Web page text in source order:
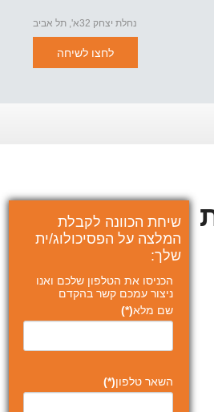
נחלת יצחק 32א', תל אביב
לחצו לשיחה
שיחת הכוונה לקבלת
המלצה על הפסיכולוג/ית
שלך:
הכניסו את הטלפון שלכם ואנו
ניצור עמכם קשר בהקדם
שם מלא(*)
השאר טלפון(*)